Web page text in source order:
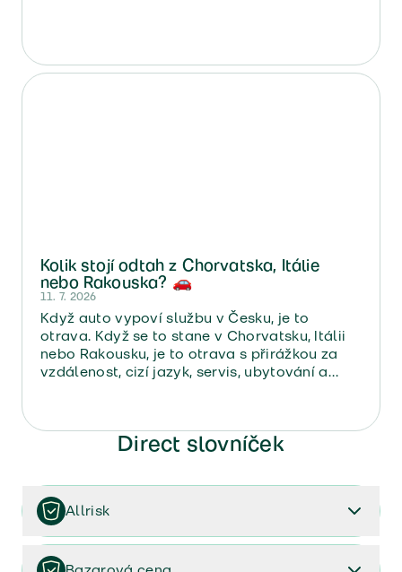
Kolik stojí odtah z Chorvatska, Itálie
nebo Rakouska? 🚗
11. 7. 2026
Když auto vypoví službu v Česku, je to
otrava. Když se to stane v Chorvatsku, Itálii
nebo Rakousku, je to otrava s přirážkou za
vzdálenost, cizí jazyk, servis, ubytování a
Direct slovníček
Allrisk
Je zpravidla pojištění, které kryje určitou věc na
všechna volitelná nebezpečí (kromě těch nebezpečí